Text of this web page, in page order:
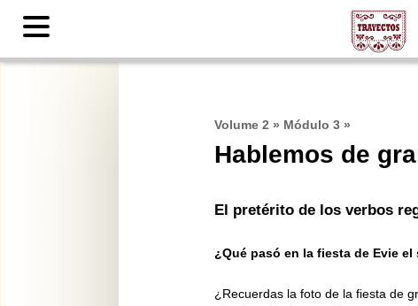
Volume 2 » Módulo 3»
Hablemos de
El pretérito de los verbos
¿Qué pasó en la fiesta de Evie
¿Recuerdas la foto de la fiesta de